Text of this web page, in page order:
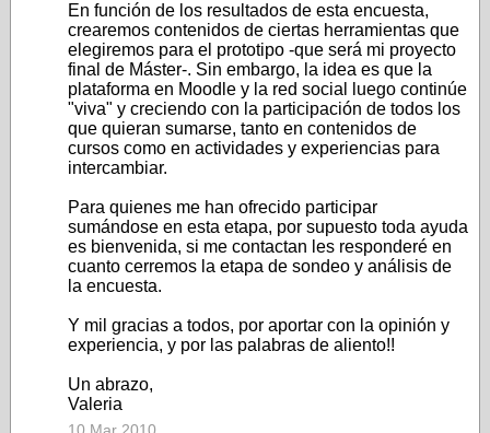
En función de los resultados de esta encuesta,
crearemos contenidos de ciertas herramientas que
elegiremos para el prototipo -que será mi proyecto
final de Máster-. Sin embargo, la idea es que la
plataforma en Moodle y la red social luego continúe
"viva" y creciendo con la participación de todos los
que quieran sumarse, tanto en contenidos de
cursos como en actividades y experiencias para
intercambiar.
Para quienes me han ofrecido participar
sumándose en esta etapa, por supuesto toda ayuda
es bienvenida, si me contactan les responderé en
cuanto cerremos la etapa de sondeo y análisis de
la encuesta.
Y mil gracias a todos, por aportar con la opinión y
experiencia, y por las palabras de aliento!!
Un abrazo,
Valeria